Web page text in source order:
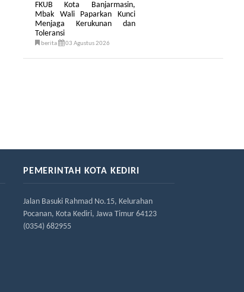
FKUB Kota Banjarmasin,
Mbak Wali Paparkan Kunci
Menjaga Kerukunan dan
Toleransi
berita 03 Agustus 2026
PEMERINTAH KOTA KEDIRI
Jalan Basuki Rahmad No.15, Kelurahan
Pocanan, Kota Kediri, Jawa Timur 64123
(0354) 682955